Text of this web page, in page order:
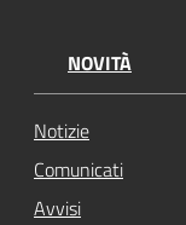
NOVITÀ
Notizie
Comunicati
Avvisi